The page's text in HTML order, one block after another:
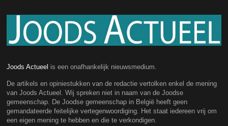
Joods Actueel is een onafhankelijk nieuwsmedium.
De artikels en opiniestukken van de redactie vertolken enkel de mening
van Joods Actueel. Wij spreken niet in naam van de Joodse
gemeenschap. De Joodse gemeenschap in België heeft geen
gemandateerde feitelijke vertegenwoordiging. Het staat iedereen vrij om
een eigen mening te hebben en die te verkondigen.